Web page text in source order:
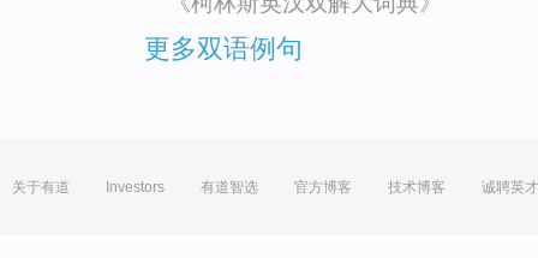
更多双语例句
关于有道 Investors 有道智选 官方博客 技术博客 诚聘英才